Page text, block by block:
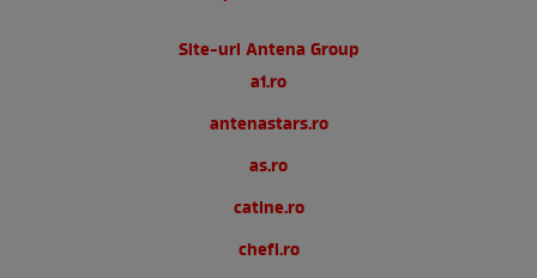
Site-uri Antena Group
a1.ro
antenastars.ro
as.ro
catine.ro
chefi.ro